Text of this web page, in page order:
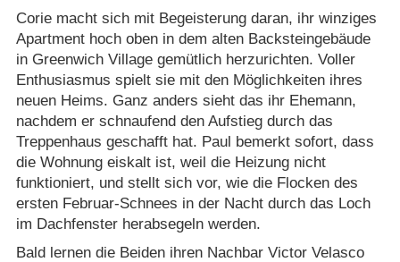
Corie macht sich mit Begeisterung daran, ihr winziges
Apartment hoch oben in dem alten Backsteingebäude
in Greenwich Village gemütlich herzurichten. Voller
Enthusiasmus spielt sie mit den Möglichkeiten ihres
neuen Heims. Ganz anders sieht das ihr Ehemann,
nachdem er schnaufend den Aufstieg durch das
Treppenhaus geschafft hat. Paul bemerkt sofort, dass
die Wohnung eiskalt ist, weil die Heizung nicht
funktioniert, und stellt sich vor, wie die Flocken des
ersten Februar-Schnees in der Nacht durch das Loch
im Dachfenster herabsegeln werden.
Bald lernen die Beiden ihren Nachbar Victor Velasco